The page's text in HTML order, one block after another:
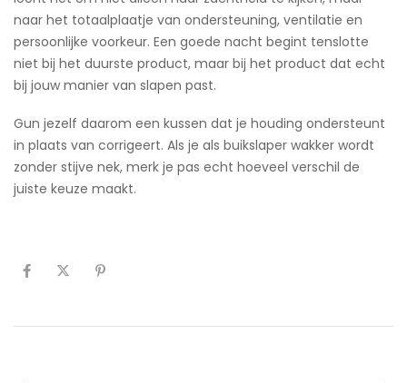
naar het totaalplaatje van ondersteuning, ventilatie en
persoonlijke voorkeur. Een goede nacht begint tenslotte
niet bij het duurste product, maar bij het product dat echt
bij jouw manier van slapen past.
Gun jezelf daarom een kussen dat je houding ondersteunt
in plaats van corrigeert. Als je als buikslaper wakker wordt
zonder stijve nek, merk je pas echt hoeveel verschil de
juiste keuze maakt.